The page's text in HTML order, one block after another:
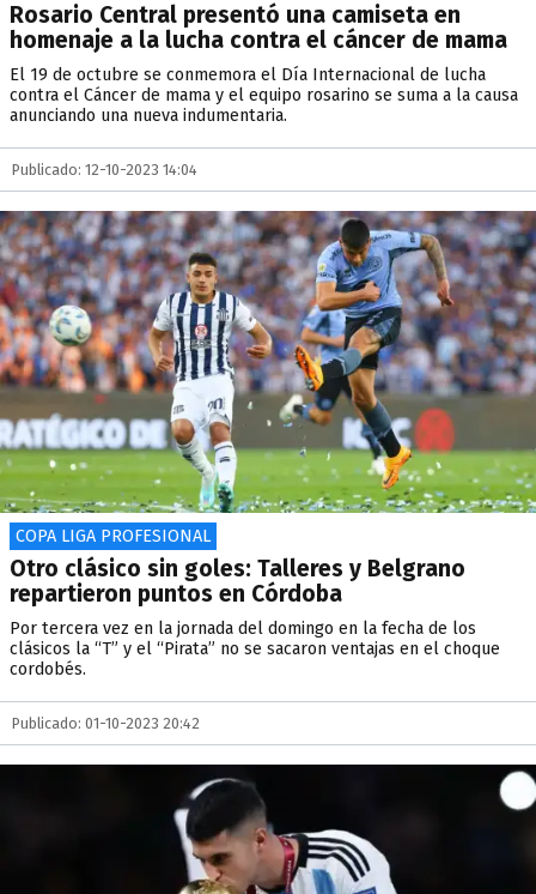
Rosario Central presentó una camiseta en
homenaje a la lucha contra el cáncer de mama
El 19 de octubre se conmemora el Día Internacional de lucha
contra el Cáncer de mama y el equipo rosarino se suma a la causa
anunciando una nueva indumentaria.
Publicado: 12-10-2023 14:04
COPA LIGA PROFESIONAL
Otro clásico sin goles: Talleres y Belgrano
repartieron puntos en Córdoba
Por tercera vez en la jornada del domingo en la fecha de los
clásicos la “T” y el “Pirata” no se sacaron ventajas en el choque
cordobés.
Publicado: 01-10-2023 20:42